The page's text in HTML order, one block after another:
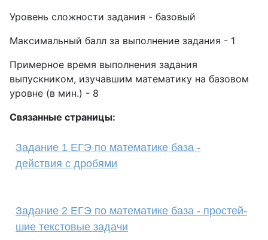
Уровень сложности задания - базовый
Максимальный балл за выполнение задания - 1
Примерное время выполнения задания
выпускником, изучавшим математику на базовом
уровне (в мин.) - 8
Связанные страницы:
Задание 1 ЕГЭ по математике база -
действия с дробями
Задание 2 ЕГЭ по математике база - про­стей­
шие текстовые задачи